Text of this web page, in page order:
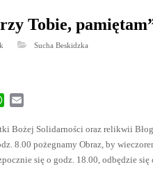
Tobie,
Sucha Beskidzka
WhatsApp
Bożej Solidarności oraz relikwii
8.00 pożegnamy Obraz, by
się o godz. 18.00, odbędzie